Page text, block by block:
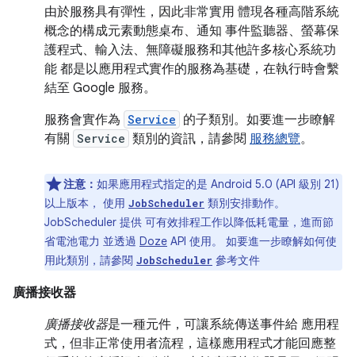
由於服務具有彈性，因此非常實用 體現各種高階系統
概念的構成元素動態桌布、通知 事件監聽器、螢幕保
護程式、輸入法、無障礙服務和其他許多核心系統功
能 都是以應用程式實作的服務為基礎，在執行時會繫
結至 Google 服務。
服務會實作為 Service 的子類別。如要進一步瞭解
有關 Service 類別的資訊，請參閱 服務總覽。
注意： 如果應用程式指定的是 Android 5.0 (API 級別 21)
以上版本， 使用 JobScheduler 類別安排動作。
JobScheduler 提供 可有效排程工作以降低耗電量，進而節
省電池電力 並透過 Doze API 使用。 如要進一步瞭解如何使
用此類別，請參閱 JobScheduler 參考文件
廣播接收器
廣播接收器是一種元件，可讓系統傳送事件給 應用程
式，但非正常使用者流程，這樣應用程式才能回應整